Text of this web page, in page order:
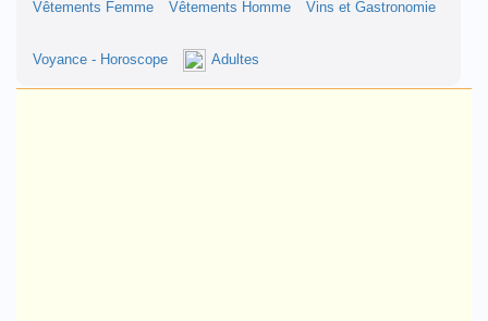
Vêtements Femme
Vêtements Homme Vins et Gastronomie
Voyance - Horoscope Adultes